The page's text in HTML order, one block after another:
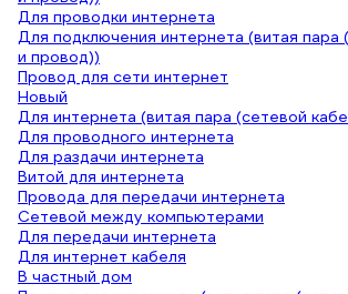
Для проводки интернета
Для подключения интернета (витая пара
и провод))
Провод для сети интернет
Новый
Для интернета (витая пара (сетевой
Для проводного интернета
Для раздачи интернета
Витой для интернета
Провода для передачи интернета
Сетевой между компьютерами
Для передачи интернета
Для интернет кабеля
В частный дом